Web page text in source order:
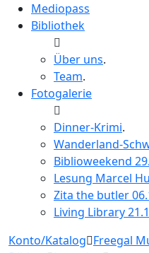
Mediopass
Bibliothek
Über uns.
Team.
Fotogalerie
Dinner-Krimi.
Wanderland-
Biblioweekend
Lesung Marcel
Zita the butler
Living Library
Konto/Katalog Freegal